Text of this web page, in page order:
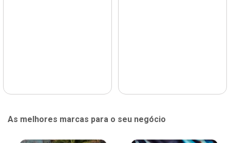
As melhores marcas para o seu negócio